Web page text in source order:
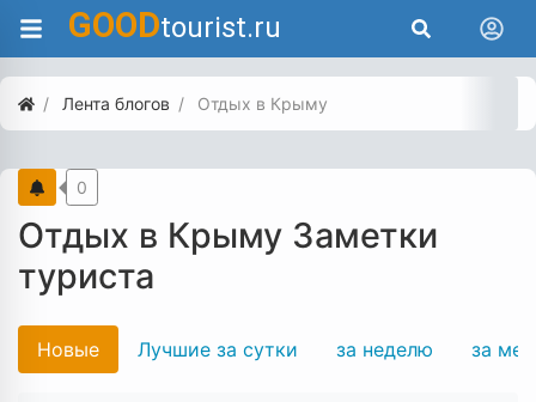
GOODtourist.ru
Лента блогов Отдых в Крыму
Отдых в Крыму Заметки
туриста
0
Новые Лучшие за сутки за неделю за